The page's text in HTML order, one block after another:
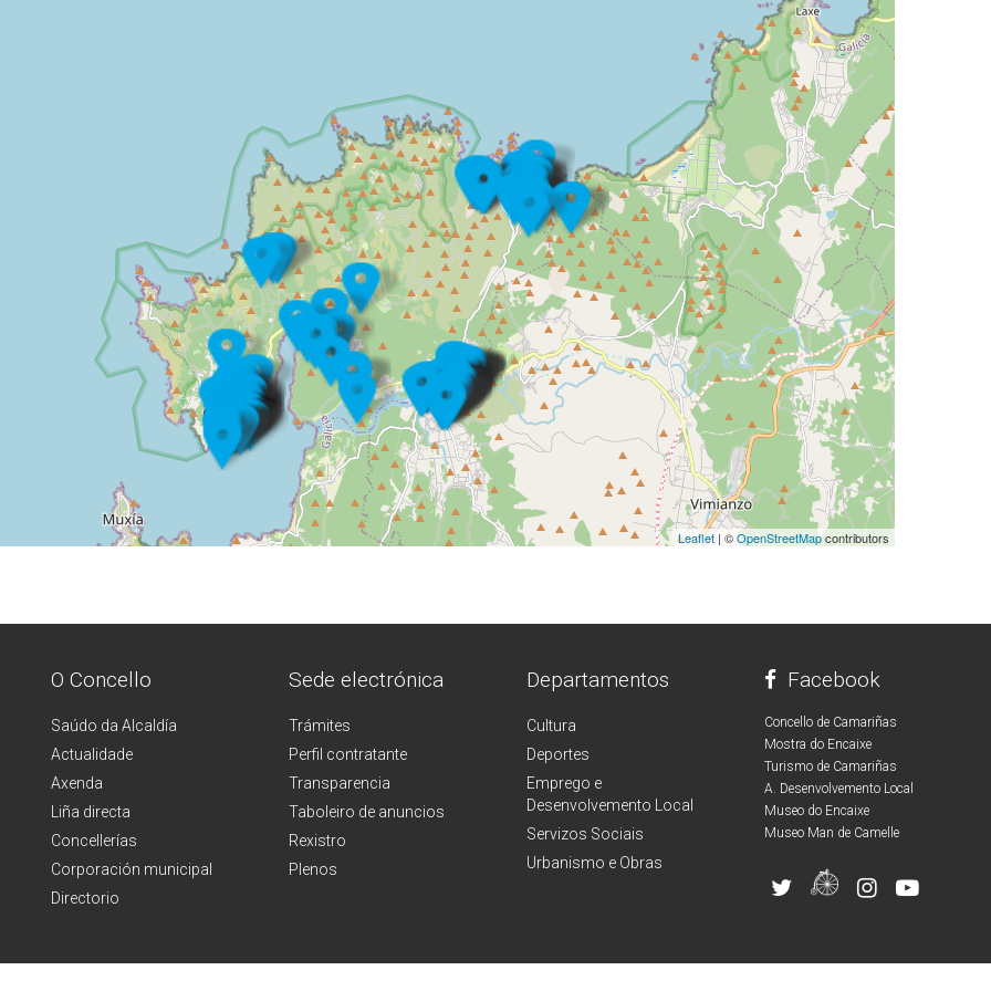
Leaflet | ©OpenStreetMapcontributors
O Concello
Saúdo da Alcaldía
Actualidade
Axenda
Liña directa
Concellerías
Corporación municipal
Directorio
Sede electrónica
Trámites
Perfil contratante
Transparencia
Taboleiro de anuncios
Rexistro
Plenos
Departamentos
Cultura
Deportes
Emprego e
Desenvolvemento Local
Servizos Sociais
Urbanismo e Obras
Facebook
Concello de Camariñas
Mostra do Encaixe
Turismo de Camariñas
A. Desenvolvemento Local
Museo do Encaixe
Museo Man de Camelle